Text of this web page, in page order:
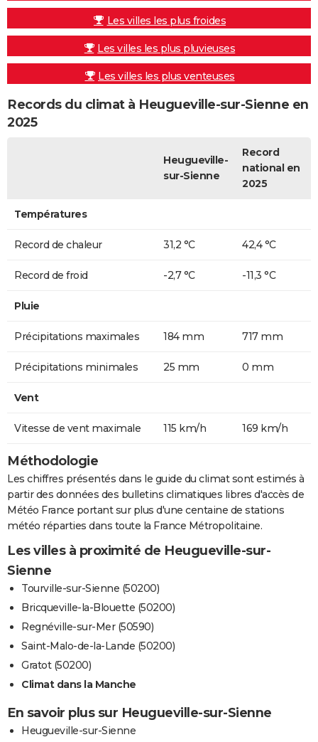
Les villes les plus froides
Les villes les plus pluvieuses
Les villes les plus venteuses
Records du climat à Heugueville-sur-Sienne en
2025
Heugueville-
sur-Sienne
Record
national en
2025
Températures
Record de chaleur 31,2 °C 42,4 °C
Record de froid -2,7 °C -11,3 °C
Pluie
Précipitations maximales 184 mm 717 mm
Précipitations minimales 25 mm 0 mm
Vent
Vitesse de vent maximale 115 km/h 169 km/h
Méthodologie
Les chiffres présentés dans le guide du climat sont estimés à
partir des données des bulletins climatiques libres d'accès de
Météo France portant sur plus d'une centaine de stations
météo réparties dans toute la France Métropolitaine.
Les villes à proximité de Heugueville-sur-
Sienne
Tourville-sur-Sienne (50200)
Bricqueville-la-Blouette (50200)
Regnéville-sur-Mer (50590)
Saint-Malo-de-la-Lande (50200)
Gratot (50200)
Climat dans la Manche
En savoir plus sur Heugueville-sur-Sienne
Heugueville-sur-Sienne